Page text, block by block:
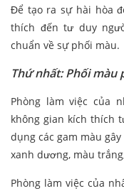
Để tạo ra sự hài hòa
thích đến tư duy
chuẩn về sự phối màu.
Thứ nhất: Phối màu
Phòng làm việc của
không gian kích thích
dụng các gam màu
xanh dương, màu
Phòng làm việc của